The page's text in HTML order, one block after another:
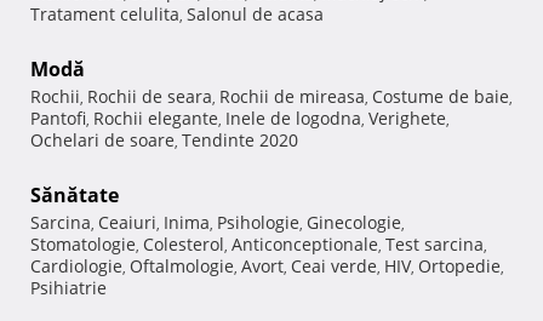
Tratament celulita, Salonul de acasa
Modă
Rochii, Rochii de seara, Rochii de mireasa, Costume de baie,
Pantofi, Rochii elegante, Inele de logodna, Verighete,
Ochelari de soare, Tendinte 2020
Sănătate
Sarcina, Ceaiuri, Inima, Psihologie, Ginecologie,
Stomatologie, Colesterol, Anticonceptionale, Test sarcina,
Cardiologie, Oftalmologie, Avort, Ceai verde, HIV, Ortopedie,
Psihiatrie